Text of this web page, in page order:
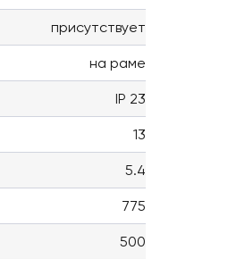
присутствует
на раме
IP 23
13
5.4
775
500